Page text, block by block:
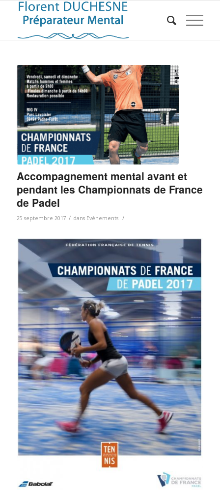
Accompagnement mental avant et
pendant les Championnats de France
de Padel
25 septembre 2017 / dans Evènements /